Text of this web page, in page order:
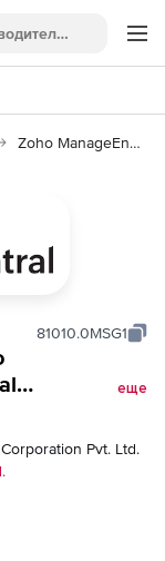
Zoho ManageEngine Endpoint Central
81010.0MSG1
еще
Pvt. Ltd.